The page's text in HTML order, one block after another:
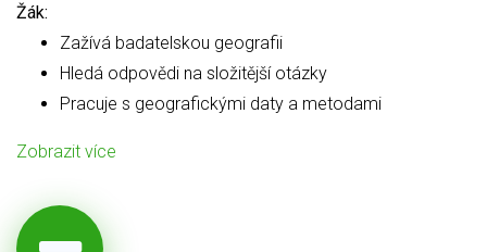
Žák:
Zažívá badatelskou geografii
Hledá odpovědi na složitější otázky
Pracuje s geografickými daty a metodami
Zobrazit více